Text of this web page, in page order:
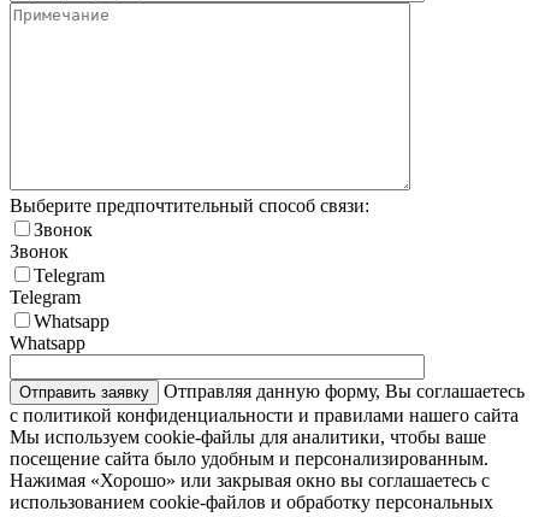
Выберите предпочтительный способ связи:
Звонок
Звонок
Telegram
Telegram
Whatsapp
Whatsapp
Отправляя данную форму, Вы соглашаетесь
с политикой конфиденциальности и правилами нашего сайта
Мы используем cookie-файлы для аналитики, чтобы ваше
посещение сайта было удобным и персонализированным.
Нажимая «Хорошо» или закрывая окно вы соглашаетесь с
использованием cookie-файлов и обработку персональных